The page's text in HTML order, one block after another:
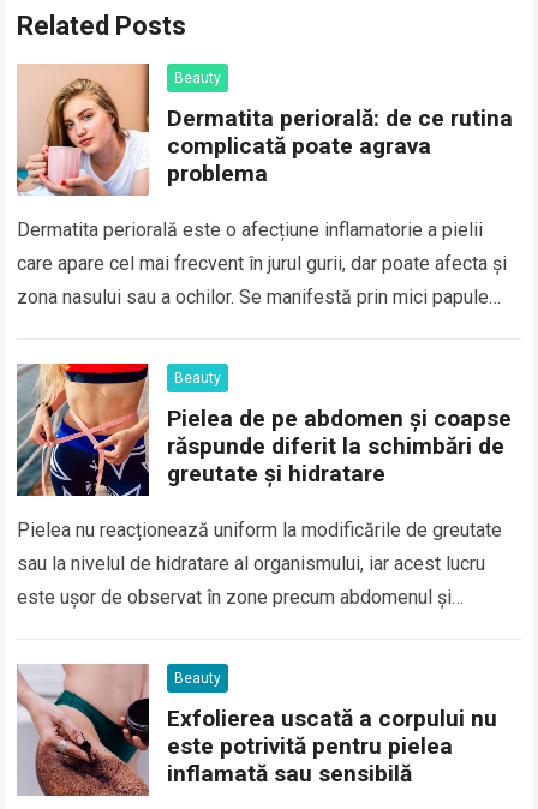
Related Posts
Beauty
Dermatita periorală: de ce rutina
complicată poate agrava
problema
Dermatita periorală este o afecțiune inflamatorie a pielii
care apare cel mai frecvent în jurul gurii, dar poate afecta și
zona nasului sau a ochilor. Se manifestă prin mici papule…
Beauty
Pielea de pe abdomen și coapse
răspunde diferit la schimbări de
greutate și hidratare
Pielea nu reacționează uniform la modificările de greutate
sau la nivelul de hidratare al organismului, iar acest lucru
este ușor de observat în zone precum abdomenul și
Beauty
Exfolierea uscată a corpului nu
este potrivită pentru pielea
inflamată sau sensibilă